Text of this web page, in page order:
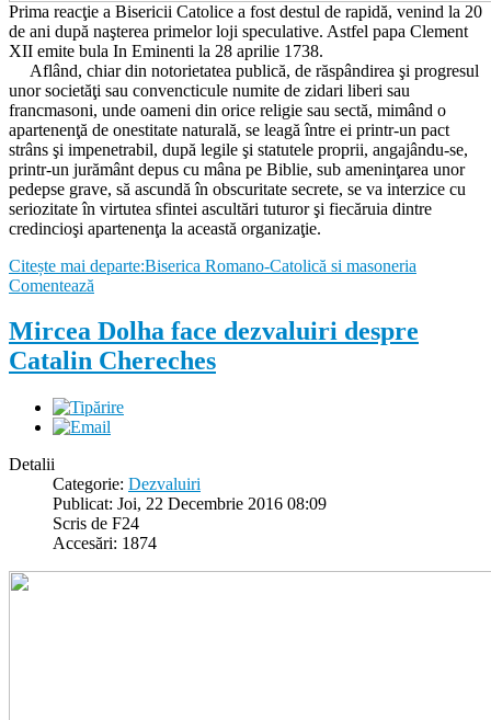
Prima reacţie a Bisericii Catolice a fost destul de rapidă, venind la 20
de ani după naşterea primelor loji speculative. Astfel papa Clement
XII emite bula In Eminenti la 28 aprilie 1738.
Aflând, chiar din notorietatea publică, de răspândirea şi progresul
unor societăţi sau convencticule numite de zidari liberi sau
francmasoni, unde oameni din orice religie sau sectă, mimând o
apartenenţă de onestitate naturală, se leagă între ei printr-un pact
strâns şi impenetrabil, după legile şi statutele proprii, angajându-se,
printr-un jurământ depus cu mâna pe Biblie, sub ameninţarea unor
pedepse grave, să ascundă în obscuritate secrete, se va interzice cu
seriozitate în virtutea sfintei ascultări tuturor şi fiecăruia dintre
credincioşi apartenenţa la această organizaţie.
Citește mai departe:Biserica Romano-Catolică si masoneria
Comentează
Mircea Dolha face dezvaluiri despre
Catalin Chereches
Detalii
Categorie: Dezvaluiri
Publicat: Joi, 22 Decembrie 2016 08:09
Scris de F24
Accesări: 1874